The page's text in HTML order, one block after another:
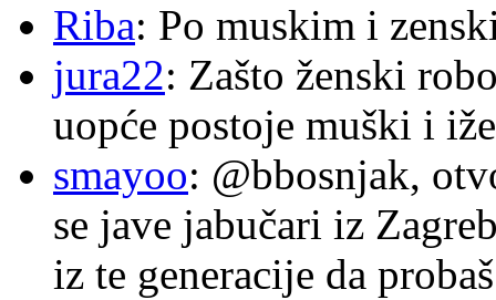
Riba: Po muskim i
jura22: Zašto ženski
uopće postoje muški i
smayoo: @bbosnjak,
se jave jabučari iz
iz te generacije da